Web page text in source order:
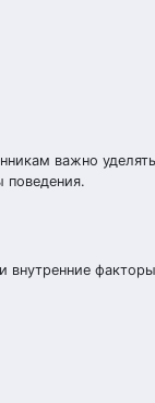
важно
поведения.
внутренние